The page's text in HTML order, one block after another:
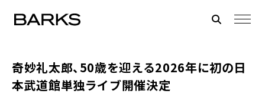
奇妙礼太郎、50歳を迎える2026年に初の日
本武道館単独ライブ開催決定